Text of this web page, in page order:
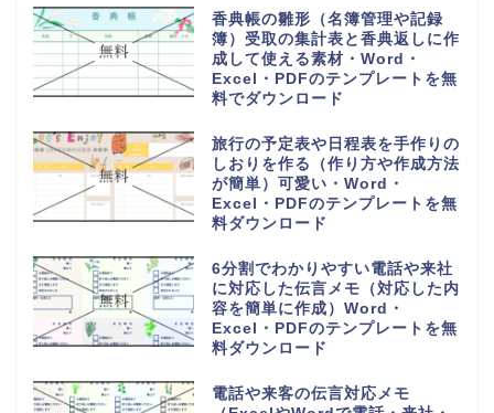
香典帳の雛形（名簿管理や記録
簿）受取の集計表と香典返しに作
成して使える素材・Word・
Excel・PDFのテンプレートを無
料でダウンロード
旅行の予定表や日程表を手作りの
しおりを作る（作り方や作成方法
が簡単）可愛い・Word・
Excel・PDFのテンプレートを無
料ダウンロード
6分割でわかりやすい電話や来社
に対応した伝言メモ（対応した内
容を簡単に作成）Word・
Excel・PDFのテンプレートを無
料ダウンロード
電話や来客の伝言対応メモ